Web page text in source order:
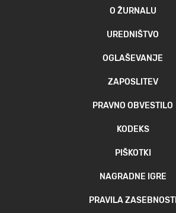
O ŽURNALU
UREDNIŠTVO
OGLAŠEVANJE
ZAPOSLITEV
PRAVNO OBVESTILO
KODEKS
PIŠKOTKI
NAGRADNE IGRE
PRAVILA ZASEBNOSTI